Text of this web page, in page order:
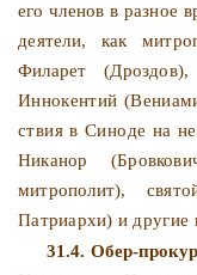
его членов в разное
деятели, как
Филарет
Иннокентий
ствия в Синоде на
Никанор
митропо­лит),
Патриархи) и дру­гие
31.4. Обер-